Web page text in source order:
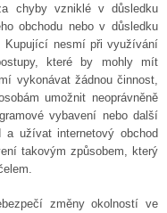
chyby vzniklé v důsledku
obchodu nebo v důsledku
Kupující nesmí při využívání
které by mohly mít
vykonávat žádnou činnost,
umožnit neoprávněně
vybavení nebo další
užívat internetový obchod
takovým způsobem, který
změny okolností ve